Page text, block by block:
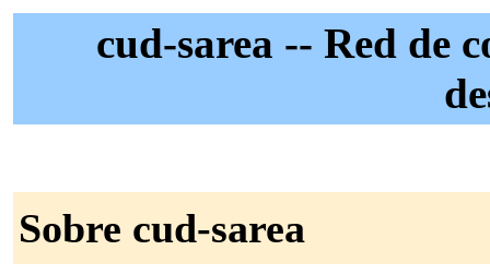
cud-sarea -- Red de
Sobre cud-sarea